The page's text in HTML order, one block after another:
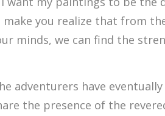
you realize that from
minds, we can find the
adventurers have
the presence of the